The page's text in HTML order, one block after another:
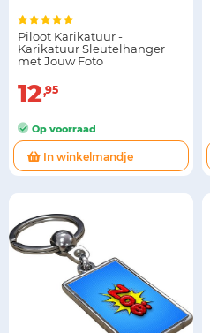
Piloot Karikatuur -
Karikatuur Sleutelhanger
met Jouw Foto
12 95
Op voorraad
In winkelmandje